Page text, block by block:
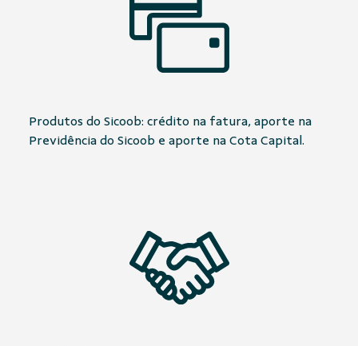
Produtos do Sicoob: crédito na fatura, aporte na
Previdência do Sicoob e aporte na Cota Capital.